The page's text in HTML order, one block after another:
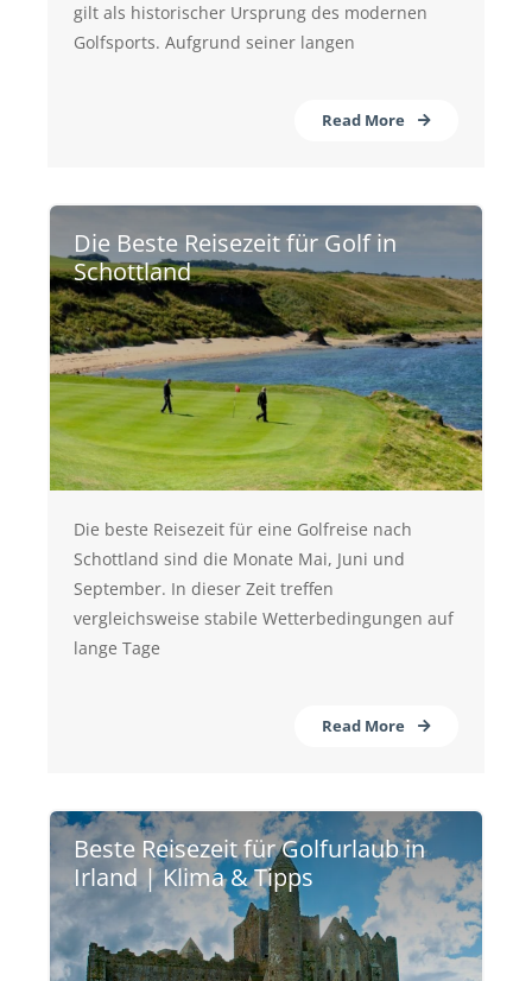
gilt als historischer Ursprung des modernen
Golfsports. Aufgrund seiner langen
Read More
Die Beste Reisezeit für Golf in
Schottland
Die beste Reisezeit für eine Golfreise nach
Schottland sind die Monate Mai, Juni und
September. In dieser Zeit treffen
vergleichsweise stabile Wetterbedingungen auf
lange Tage
Read More
Beste Reisezeit für Golfurlaub in
Irland | Klima & Tipps